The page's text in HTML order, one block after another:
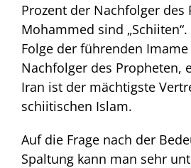
Prozent der Nachfolger des
Mohammed sind
Folge der führenden Imame
Nachfolger des Propheten,
Iran ist der mächtigste
schiitischen Islam.
Auf die Frage nach der
Spaltung kann man sehr